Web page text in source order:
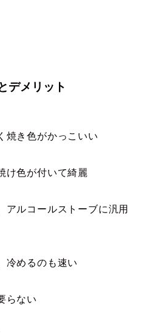
デメリット
焼き色がかっこいい
け色が付いて綺麗
アルコールストーブに汎用
冷めるのも速い
らない